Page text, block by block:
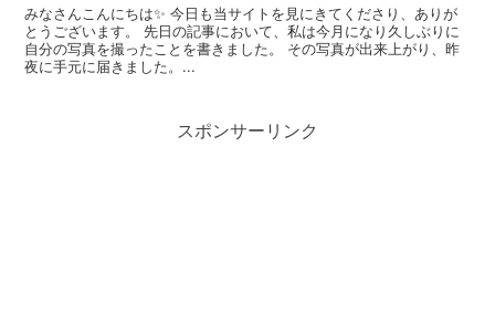
みなさんこんにちは✨ 今日も当サイトを見にきてくださり、ありが
とうございます。 先日の記事において、私は今月になり久しぶりに
自分の写真を撮ったことを書きました。 その写真が出来上がり、昨
夜に手元に届きました。...
スポンサーリンク